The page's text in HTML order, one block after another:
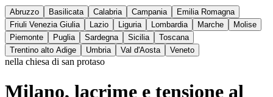
Abruzzo Basilicata Calabria Campania
Emilia Romagna
Friuli Venezia Giulia
Lazio Liguria Lombardia Marche
Molise
Piemonte
Puglia Sardegna Sicilia
Toscana
Trentino alto Adige
Umbria Val d'Aosta Veneto
nella chiesa di san protaso
Milano, lacrime e tensione al